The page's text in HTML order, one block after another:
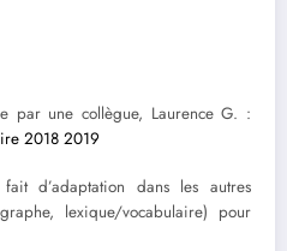
par une collègue, Laurence G. :
2018 2019
d’adaptation dans les autres
lexique/vocabulaire) pour